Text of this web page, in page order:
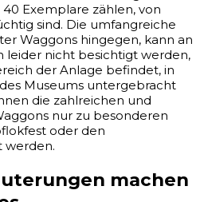
Exemplare zählen, von
sind. Die umfangreiche
Waggons hingegen, kann an
leider nicht besichtigt werden,
der Anlage befindet, in
Museums untergebracht
die zahlreichen und
nur zu besonderen
oder den
werden.
machen